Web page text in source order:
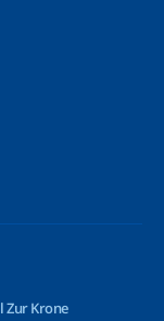
Zur Krone